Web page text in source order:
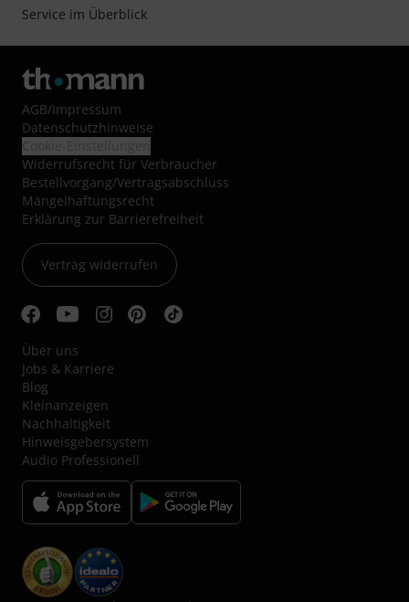
Service im Überblick
AGB/Impressum
Datenschutzhinweise
Widerrufsrecht für Verbraucher
Bestellvorgang/Vertragsabschluss
Mängelhaftungsrecht
Erklärung zur Barrierefreiheit
Vertrag widerrufen
Über uns
Jobs & Karriere
Blog
Kleinanzeigen
Nachhaltigkeit
Hinweisgebersystem
Audio Professionell